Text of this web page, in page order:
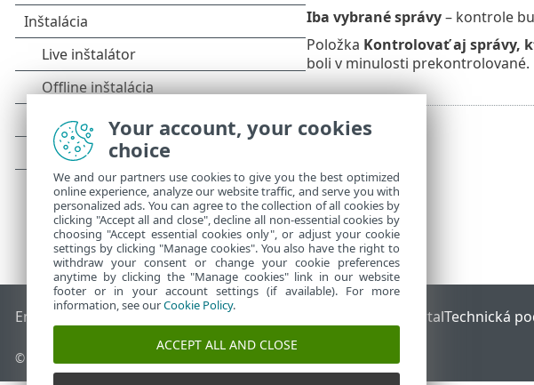
Iba vybrané správy– kontrole
Položka Kontrolovať aj správy,
boli v minulosti prekontrolované.
End of Life Databáza znalostí ESET ESET Status PortalTechnická
© 1992 - 2026 ESET, spol. s r. o. Všetky práva vyhradené.
Your account, your cookies
choice
We and our partners use cookies to give you the best optimized
online experience, analyze our website traffic, and serve you with
personalized ads. You can agree to the collection of all cookies by
clicking "Accept all and close", decline all non-essential cookies by
choosing "Accept essential cookies only", or adjust your cookie
settings by clicking "Manage cookies". You also have the right to
withdraw your consent or change your cookie preferences
anytime by clicking the "Manage cookies" link in our website
footer or in your account settings (if available). For more
information, see ourCookie Policy.
ACCEPT ALL AND CLOSE